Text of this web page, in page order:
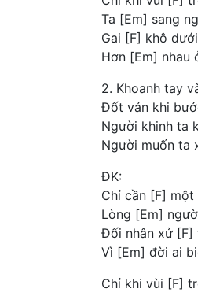
Ta [Em] sang
Gai [F] khô
Hơn [Em] nhau
2. Khoanh tay
Đốt ván khi
Người khinh ta
Người muốn ta
ĐK:
Chỉ cần [F]
Lòng [Em]
Đối nhân xử [F]
Vì [Em] đời ai
Chỉ khi vùi [F]